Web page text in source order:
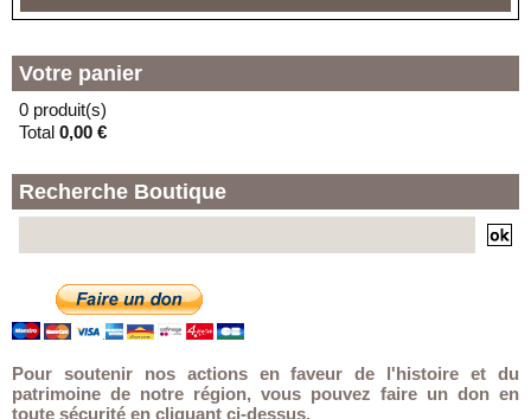
11 PLACE DE LA SOLIDARITE
Votre panier
0 produit(s)
Total 0,00 €
Recherche Boutique
Pour soutenir nos actions en faveur de l'histoire et du
patrimoine de notre région, vous pouvez faire un don en
toute sécurité en cliquant ci-dessus.